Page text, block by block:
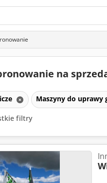
na
Maszyny do uprawy
filtry